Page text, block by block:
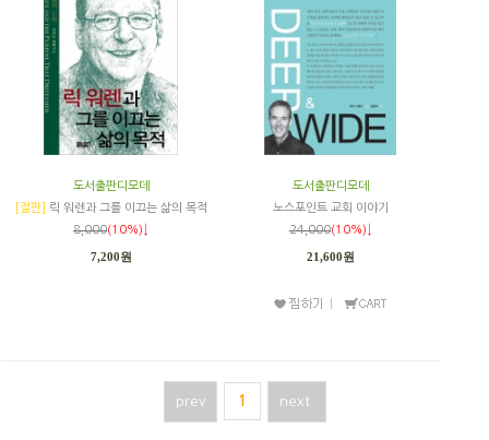
도서출판디모데
[절판]
릭 워렌과 그를 이끄는 삶의 목적
8,000(10%)↓
7,200원
도서출판디모데
노스포인트 교회 이야기
24,000(10%)↓
21,600원
prev 1 next